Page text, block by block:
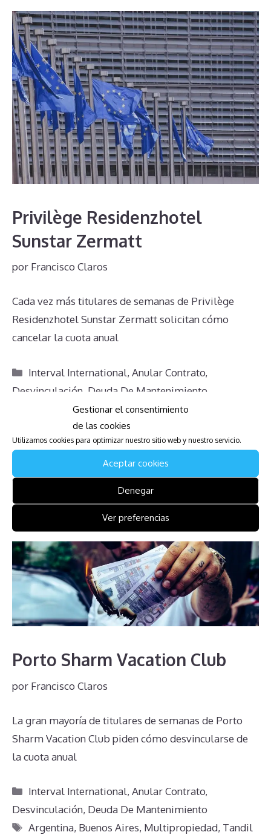
Gestionar el consentimiento
de las cookies
Utilizamos cookies para optimizar nuestro sitio web y nuestro servicio.
Aceptar cookies
Denegar
Ver preferencias
Privilège Residenzhotel
Sunstar Zermatt
por Francisco Claros
Cada vez más titulares de semanas de Privilège
Residenzhotel Sunstar Zermatt solicitan cómo
cancelar la cuota anual
Categorías
Interval International,Anular Contrato,
Desvinculación Deuda De Mantenimiento
El Campello,España,Multipropiedad
Deja un comentario
Porto Sharm Vacation Club
por Francisco Claros
La gran mayoría de titulares de semanas de Porto
Sharm Vacation Club piden cómo desvincularse de
la cuota anual
Categorías
Interval International,Anular Contrato,
Desvinculación, Deuda De Mantenimiento
Etiquetas
Argentina, Buenos Aires, Multipropiedad, Tandil